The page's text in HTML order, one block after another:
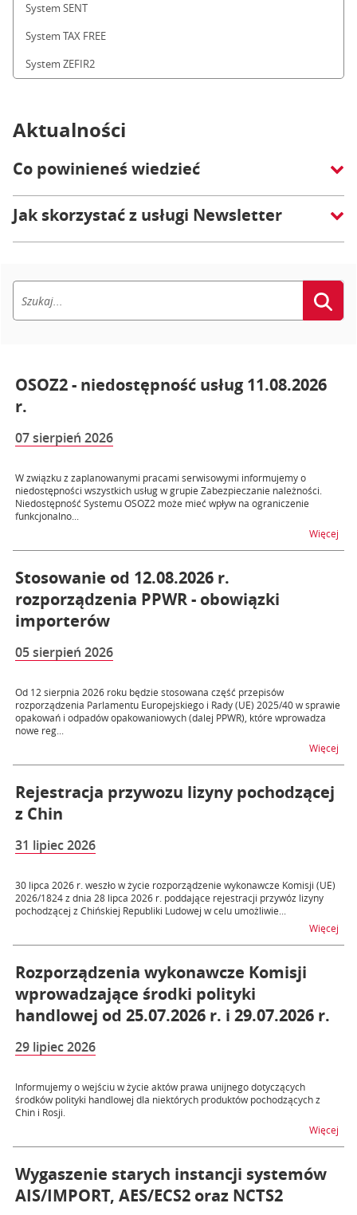
System SENT
System TAX FREE
System ZEFIR2
Aktualności
Co powinieneś wiedzieć
Jak skorzystać z usługi Newsletter
OSOZ2 - niedostępność usług 11.08.2026
r.
07 sierpień 2026
W związku z zaplanowanymi pracami serwisowymi informujemy o
niedostępności wszystkich usług w grupie Zabezpieczanie należności.
Niedostępność Systemu OSOZ2 może mieć wpływ na ograniczenie
funkcjonalno...
Więcej
Stosowanie od 12.08.2026 r.
rozporządzenia PPWR - obowiązki
importerów
05 sierpień 2026
Od 12 sierpnia 2026 roku będzie stosowana część przepisów
rozporządzenia Parlamentu Europejskiego i Rady (UE) 2025/40 w sprawie
opakowań i odpadów opakowaniowych (dalej PPWR), które wprowadza
nowe reg...
Więcej
Rejestracja przywozu lizyny pochodzącej
z Chin
31 lipiec 2026
30 lipca 2026 r. weszło w życie rozporządzenie wykonawcze Komisji (UE)
2026/1824 z dnia 28 lipca 2026 r. poddające rejestracji przywóz lizyny
pochodzącej z Chińskiej Republiki Ludowej w celu umożliwie...
Więcej
Rozporządzenia wykonawcze Komisji
wprowadzające środki polityki
handlowej od 25.07.2026 r. i 29.07.2026 r.
29 lipiec 2026
Informujemy o wejściu w życie aktów prawa unijnego dotyczących
środków polityki handlowej dla niektórych produktów pochodzących z
Chin i Rosji.
Więcej
Wygaszenie starych instancji systemów
AIS/IMPORT, AES/ECS2 oraz NCTS2